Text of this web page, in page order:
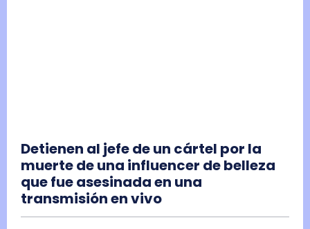
Detienen al jefe de un cártel por la
muerte de una influencer de belleza
que fue asesinada en una
transmisión en vivo